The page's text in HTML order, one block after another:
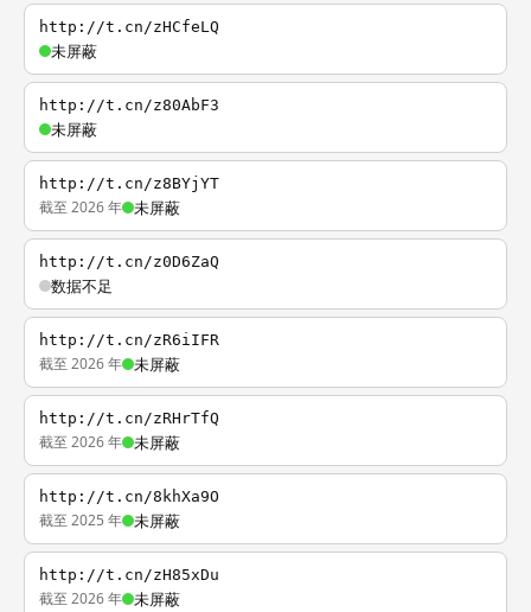
http://t.cn/zHCfeLQ
未屏蔽
http://t.cn/z80AbF3
未屏蔽
http://t.cn/z8BYjYT
截至 2026 年 未屏蔽
http://t.cn/z0D6ZaQ
数据不足
http://t.cn/zR6iIFR
截至 2026 年 未屏蔽
http://t.cn/zRHrTfQ
截至 2026 年 未屏蔽
http://t.cn/8khXa9O
截至 2025 年 未屏蔽
http://t.cn/zH85xDu
截至 2026 年 未屏蔽